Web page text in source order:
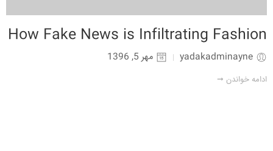
How Fake News is Infiltrating Fashion
yadakadminayne مهر 5, 1396
ادامه خواندن ➞